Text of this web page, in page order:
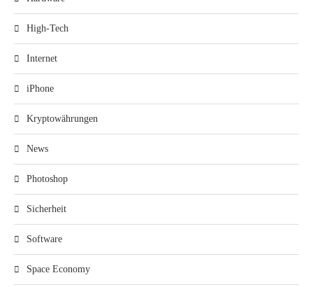
High-Tech
Internet
iPhone
Kryptowährungen
News
Photoshop
Sicherheit
Software
Space Economy